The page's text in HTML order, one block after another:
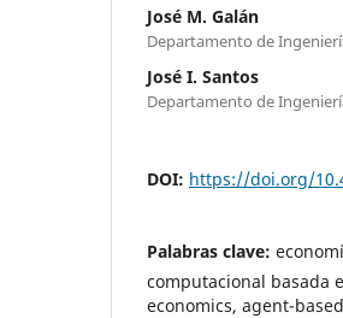
José M. Galán
Departamento de
José I. Santos
Departamento de
DOI: https://doi.org/
Palabras clave:
computacional basada
economics, agent-